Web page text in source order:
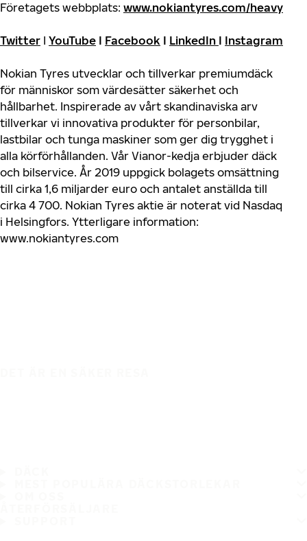
Företagets webbplats: www.nokiantyres.com/heavy
Twitter I YouTube I Facebook I LinkedIn I Instagram
Nokian Tyres utvecklar och tillverkar premiumdäck
för människor som värdesätter säkerhet och
hållbarhet. Inspirerade av vårt skandinaviska arv
tillverkar vi innovativa produkter för personbilar,
lastbilar och tunga maskiner som ger dig trygghet i
alla körförhållanden. Vår Vianor-kedja erbjuder däck
och bilservice. År 2019 uppgick bolagets omsättning
till cirka 1,6 miljarder euro och antalet anställda till
cirka 4 700. Nokian Tyres aktie är noterat vid Nasdaq
i Helsingfors. Ytterligare information:
www.nokiantyres.com